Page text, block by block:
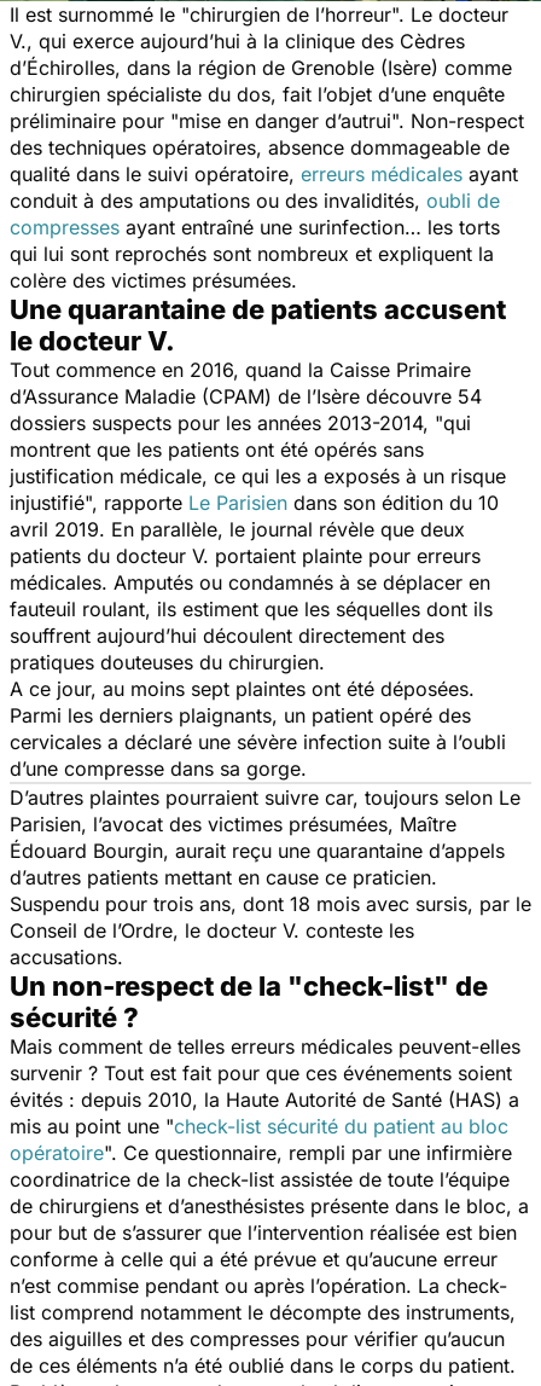
Il est surnommé le "chirurgien de l’horreur". Le docteur
V., qui exerce aujourd’hui à la clinique des Cèdres
d’Échirolles, dans la région de Grenoble (Isère) comme
chirurgien spécialiste du dos, fait l’objet d’une enquête
préliminaire pour "mise en danger d’autrui". Non-respect
des techniques opératoires, absence dommageable de
qualité dans le suivi opératoire, erreurs médicales ayant
conduit à des amputations ou des invalidités, oubli de
compresses ayant entraîné une surinfection… les torts
qui lui sont reprochés sont nombreux et expliquent la
colère des victimes présumées.
Une quarantaine de patients accusent
le docteur V.
Tout commence en 2016, quand la Caisse Primaire
d’Assurance Maladie (CPAM) de l’Isère découvre 54
dossiers suspects pour les années 2013-2014, "qui
montrent que les patients ont été opérés sans
justification médicale, ce qui les a exposés à un risque
injustifié", rapporte Le Parisien dans son édition du 10
avril 2019. En parallèle, le journal révèle que deux
patients du docteur V. portaient plainte pour erreurs
médicales. Amputés ou condamnés à se déplacer en
fauteuil roulant, ils estiment que les séquelles dont ils
souffrent aujourd’hui découlent directement des
pratiques douteuses du chirurgien.
A ce jour, au moins sept plaintes ont été déposées.
Parmi les derniers plaignants, un patient opéré des
cervicales a déclaré une sévère infection suite à l’oubli
d’une compresse dans sa gorge.
D’autres plaintes pourraient suivre car, toujours selon Le
Parisien, l’avocat des victimes présumées, Maître
Édouard Bourgin, aurait reçu une quarantaine d’appels
d’autres patients mettant en cause ce praticien.
Suspendu pour trois ans, dont 18 mois avec sursis, par le
Conseil de l’Ordre, le docteur V. conteste les
accusations.
Un non-respect de la "check-list" de
sécurité ?
Mais comment de telles erreurs médicales peuvent-elles
survenir ? Tout est fait pour que ces événements soient
évités : depuis 2010, la Haute Autorité de Santé (HAS) a
mis au point une "check-list sécurité du patient au bloc
opératoire". Ce questionnaire, rempli par une infirmière
coordinatrice de la check-list assistée de toute l’équipe
de chirurgiens et d’anesthésistes présente dans le bloc, a
pour but de s’assurer que l’intervention réalisée est bien
conforme à celle qui a été prévue et qu’aucune erreur
n’est commise pendant ou après l’opération. La check-
list comprend notamment le décompte des instruments,
des aiguilles et des compresses pour vérifier qu’aucun
de ces éléments n’a été oublié dans le corps du patient.